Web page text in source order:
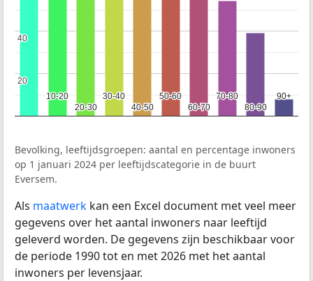
10-20
10-20
20-30
20-30
30-40
30-40
40-50
40-50
50-60
50-60
60-70
60-70
70-80
70-80
80-90
80-90
90+
90+
20
20
40
40
Bevolking, leeftijdsgroepen: aantal en percentage inwoners
op 1 januari 2024 per leeftijdscategorie in de buurt
Eversem.
Als maatwerk kan een Excel document met veel meer
gegevens over het aantal inwoners naar leeftijd
geleverd worden. De gegevens zijn beschikbaar voor
de periode 1990 tot en met 2026 met het aantal
inwoners per levensjaar.